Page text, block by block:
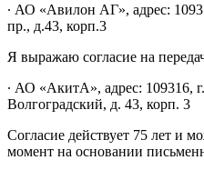
∙ АО «Авилон АГ», адрес:
пр., д.43, корп.3
Я выражаю согласие на
∙ АО «АкитА», адрес: 109316,
Волгоградский, д. 43, корп. 3
Согласие действует 75 лет и
момент на основании